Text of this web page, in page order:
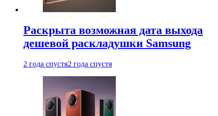
Раскрыта возможная дата выхода
дешевой раскладушки Samsung
2 года спустя2 года спустя